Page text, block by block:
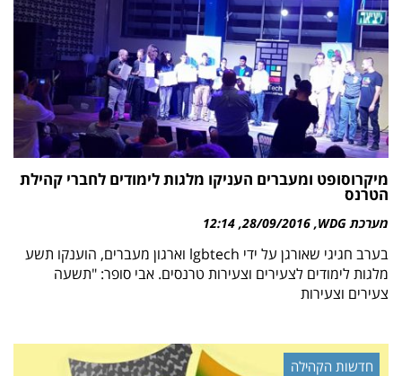
מיקרוסופט ומעברים העניקו מלגות לימודים לחברי קהילת
הטרנס
מערכת WDG 28/09/2016
12:14
בערב חגיגי שאורגן על ידי lgbtech וארגון מעברים, הוענקו תשע
מלגות לימודים לצעירים וצעירות טרנסים. אבי סופר: "תשעה
צעירים וצעירות
חדשות הקהילה